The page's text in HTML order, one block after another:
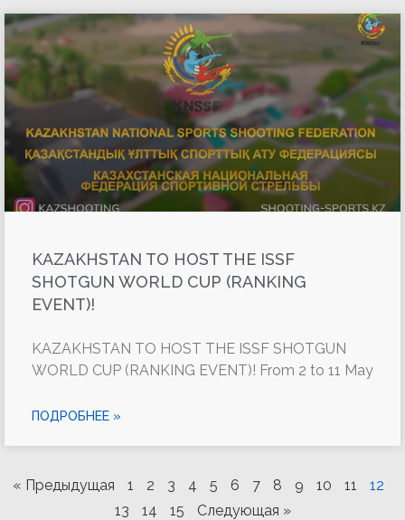
KAZAKHSTAN TO HOST THE ISSF
SHOTGUN WORLD CUP (RANKING
EVENT)!
KAZAKHSTAN TO HOST THE ISSF SHOTGUN
WORLD CUP (RANKING EVENT)! From 2 to 11 May
ПОДРОБНЕЕ »
« Предыдущая 1 2 3 4 5 6 7 8 9 10 11
12
13
14 15 Следующая »